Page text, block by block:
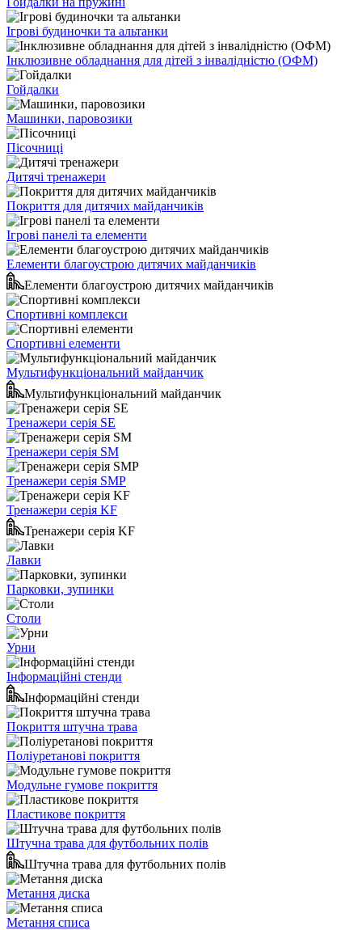
Ігрові будиночки та альтанки
Інклюзивне обладнання для дітей з інвалідністю (ОФМ)
Гойдалки
Машинки, паровозики
Пісочниці
Дитячі тренажери
Покриття для дитячих майданчиків
Ігрові панелі та елементи
Елементи благоустрою дитячих майданчиків
Елементи благоустрою дитячих майданчиків
Спортивні комплекси
Спортивні елементи
Мультифункціональний майданчик
Мультифункціональний майданчик
Тренажери серія SE
Тренажери серія SM
Тренажери серія SMP
Тренажери серія KF
Тренажери серія KF
Лавки
Парковки, зупинки
Столи
Урни
Інформаційні стенди
Інформаційні стенди
Покриття штучна трава
Поліуретанові покриття
Модульне гумове покриття
Пластикове покриття
Штучна трава для футбольних полів
Штучна трава для футбольних полів
Метання диска
Метання списа